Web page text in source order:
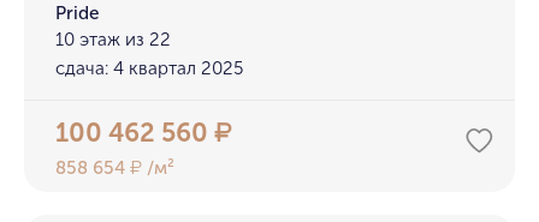
Pride
10 этаж из 22
сдача: 4 квартал 2025
100 462 560₽
858 654₽ /м²